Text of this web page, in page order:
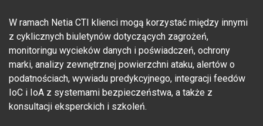
W ramach Netia CTI klienci mogą korzystać między innymi
z cyklicznych biuletynów dotyczących zagrożeń,
monitoringu wycieków danych i poświadczeń, ochrony
marki, analizy zewnętrznej powierzchni ataku, alertów o
podatnościach, wywiadu predykcyjnego, integracji feedów
IoC i IoA z systemami bezpieczeństwa, a także z
konsultacji eksperckich i szkoleń.